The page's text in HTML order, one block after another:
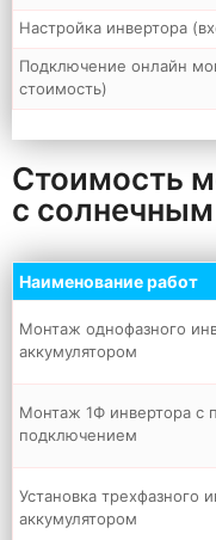
Настройка инвертора
Подключение онлайн
стоимость)
Стоимость
с
Наименование работ
Монтаж однофазного
аккумулятором
Монтаж 1Ф инвертора с
подключением
Установка трехфазного
аккумулятором